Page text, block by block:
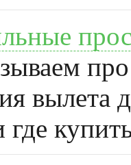
вылета
где